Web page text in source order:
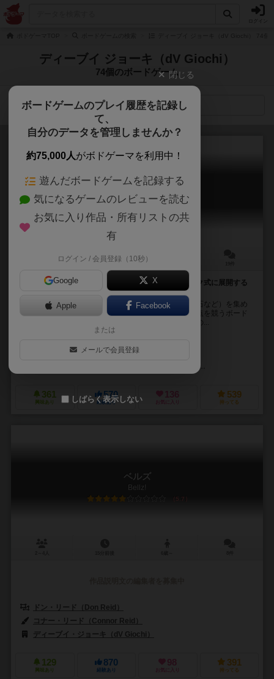
ディーブイ ジョーキ（dV Giochi）
74個のボードゲーム
検索メニュー
アバブ＆ビロウ
ABOVE and BELOW
90分前後
地上と地下で繰り広げる、村の拡大競争。ゲームブック式に展開する
洞窟探検ストーリーが楽しい！
村人たちが地底を探検して、商品（魚、キノコ、鉱石など）を集め
たり、村人を増やしたり、建物を建てたりしながら得点を競うボード
ゲーム。地底の探検はゲームブック風味。何が起こるの...
ライアン・ラウカット（Ryan Laukat）
361
興味あり
570
経験あり
136
お気に入り
539
持ってる
ベルズ
Bellz!
5.7
ドン・リード（Don Reid）
コナー・リード（Connor Reid）
ディーブイ・ジョーキ（dV Giochi）
129
興味あり
870
経験あり
98
お気に入り
391
持ってる
閉じる
ボードゲームのプレイ履歴を記録し
て、
自分のデータを管理しませんか？
約75,000人がボドゲーマを利用中！
遊んだボードゲームを記録する
気になるゲームのレビューを読む
お気に入り作品・所有リストの共
有
ログイン / 会員登録（10秒）
Google X
Apple Facebook
または
メールで会員登録
しばらく表示しない